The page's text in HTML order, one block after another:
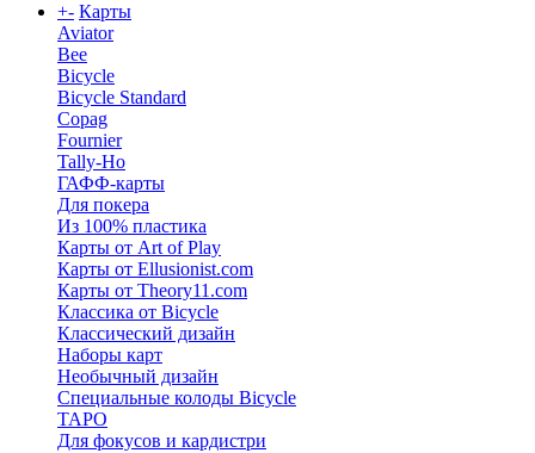
+- Карты
Aviator
Bee
Bicycle
Bicycle Standard
Copag
Fournier
Tally-Ho
ГАФФ-карты
Для покера
Из 100% пластика
Карты от Art of Play
Карты от Ellusionist.com
Карты от Theory11.com
Классика от Bicycle
Классический дизайн
Наборы карт
Необычный дизайн
Специальные колоды Bicycle
ТАРО
Для фокусов и кардистри